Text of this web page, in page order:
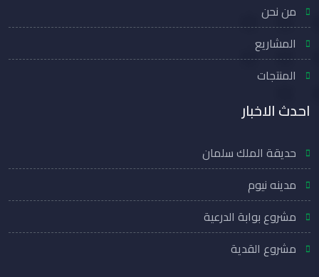
من نحن
المشاريع
المنتجات
احدث الاخبار
حديقة الملك سلمان
مدينه نيوم
مشروع بوابة الدرعية
مشروع القدية